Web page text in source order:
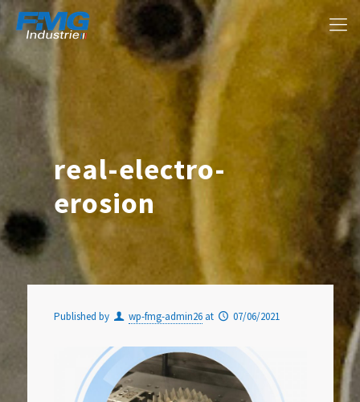
real-electro-
erosion
Published by wp-fmg-admin26 at 07/06/2021